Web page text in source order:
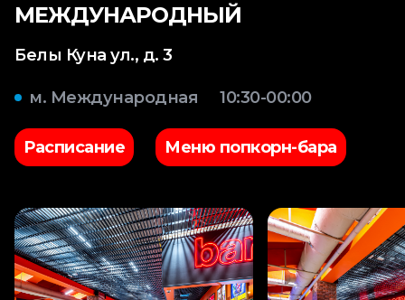
МЕЖДУНАРОДНЫЙ
Белы Куна ул., д. 3
м. Международная 10:30-00:00
Расписание Меню попкорн-бара